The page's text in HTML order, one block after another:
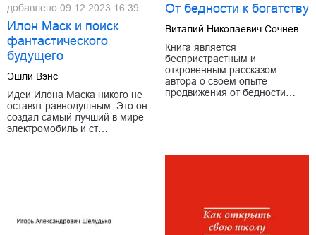
добавлено 09.12.2023 16:39
Илон Маск и поиск
фантастического
будущего
Эшли Вэнс
Идеи Илона Маска никого не
оставят равнодушным. Это он
создал самый лучший в мире
электромобиль и ст…
От бедности к богатству
Виталий Николаевич Сочнев
Книга является
беспристрастным и
откровенным рассказом
автора о своем опыте
продвижения от бедности…